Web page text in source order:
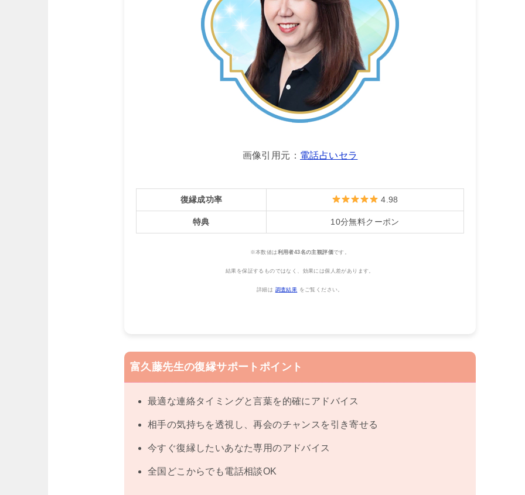
画像引用元： 電話占いセラ
復縁成功率 4.98
特典 10分無料クーポン
※本数値は 利用者43名の主観評価です。
結果を保証するものではなく、効果には個人差があります。
詳細は 調査結果 をご覧ください。
富久藤先生の復縁サポートポイント
最適な連絡タイミングと言葉を的確にアドバイス
相手の気持ちを透視し、再会のチャンスを引き寄せる
今すぐ復縁したいあなた専用のアドバイス
全国どこからでも電話相談OK